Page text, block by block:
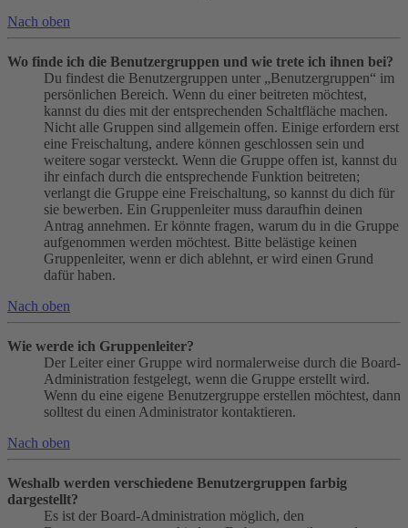
Nach oben
Wo finde ich die Benutzergruppen und wie trete ich ihnen bei?
Du findest die Benutzergruppen unter „Benutzergruppen“ im
persönlichen Bereich. Wenn du einer beitreten möchtest,
kannst du dies mit der entsprechenden Schaltfläche machen.
Nicht alle Gruppen sind allgemein offen. Einige erfordern erst
eine Freischaltung, andere können geschlossen sein und
weitere sogar versteckt. Wenn die Gruppe offen ist, kannst du
ihr einfach durch die entsprechende Funktion beitreten;
verlangt die Gruppe eine Freischaltung, so kannst du dich für
sie bewerben. Ein Gruppenleiter muss daraufhin deinen
Antrag annehmen. Er könnte fragen, warum du in die Gruppe
aufgenommen werden möchtest. Bitte belästige keinen
Gruppenleiter, wenn er dich ablehnt, er wird einen Grund
dafür haben.
Nach oben
Wie werde ich Gruppenleiter?
Der Leiter einer Gruppe wird normalerweise durch die Board-
Administration festgelegt, wenn die Gruppe erstellt wird.
Wenn du eine eigene Benutzergruppe erstellen möchtest, dann
solltest du einen Administrator kontaktieren.
Nach oben
Weshalb werden verschiedene Benutzergruppen farbig
dargestellt?
Es ist der Board-Administration möglich, den